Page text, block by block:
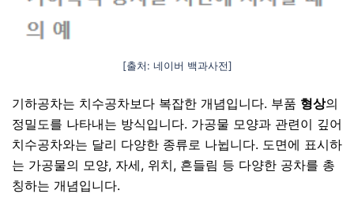
[출처: 네이버 백과사전]
기하공차는 치수공차보다 복잡한 개념입니다. 부품 형상의
정밀도를 나타내는 방식입니다. 가공물 모양과 관련이 깊어
치수공차와는 달리 다양한 종류로 나뉩니다. 도면에 표시하
는 가공물의 모양, 자세, 위치, 흔들림 등 다양한 공차를 총
칭하는 개념입니다.